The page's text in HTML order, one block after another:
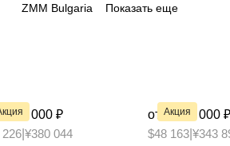
ZMM Bulgaria Показать еще
790 000 ₽
226 ¥380 044
Акция
от 3 490 000 ₽
$48 163 |¥343